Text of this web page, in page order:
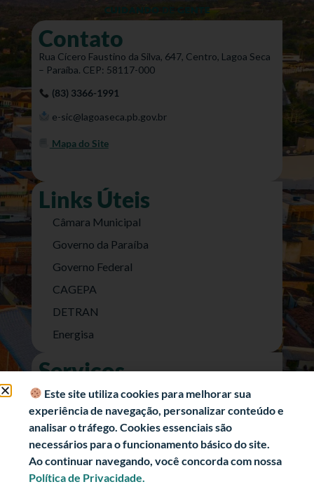
Contato
Rua Cícero Faustino da Silva, 647, Centro, Lagoa Seca
– Paraíba. CEP: 58117-000
(83) 3366-1991
e-sic@lagoaseca.pb.gov.br
Mapa do Site
Links Úteis
Câmara Municipal
Governo da Paraíba
Governo Federal
CAGEPA
DETRAN
Energisa
Serviços
Nota Fiscal Eletrônica
e-SIC (Acesso a Informação)
Transparência Fiscal
História
Informações Turísticas
Este site utiliza cookies para melhorar sua
experiência de navegação, personalizar conteúdo e
analisar o tráfego. Cookies essenciais são
necessários para o funcionamento básico do site.
Ao continuar navegando, você concorda com nossa
Política de Privacidade.